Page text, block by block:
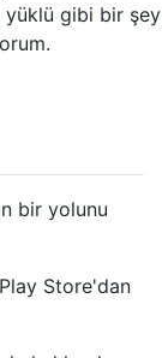
yüklü gibi bir şey
bir yolunu
Store'dan